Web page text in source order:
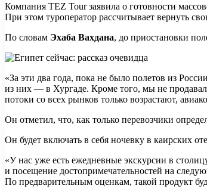
Компания TEZ Tour заявила о готовности
При этом туроператор рассчитывает вернуть
По словам Эхаба Вахдана, до приостановки
«За эти два года, пока не было полетов из
из них — в Хургаде. Кроме того, мы не
потоки со всех рынков только возрастают,
Он отметил, что, как только перевозчики
Он будет включать в себя ночевку в каирских
«У нас уже есть ежедневные экскурсии в
и посещение достопримечательностей на
По предварительным оценкам, такой продукт